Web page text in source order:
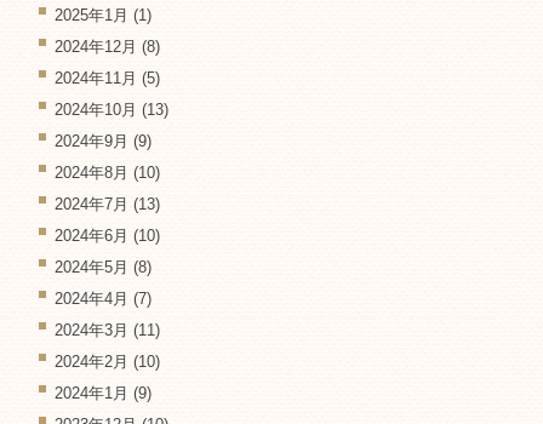
2025年1月 (1)
2024年12月 (8)
2024年11月 (5)
2024年10月 (13)
2024年9月 (9)
2024年8月 (10)
2024年7月 (13)
2024年6月 (10)
2024年5月 (8)
2024年4月 (7)
2024年3月 (11)
2024年2月 (10)
2024年1月 (9)